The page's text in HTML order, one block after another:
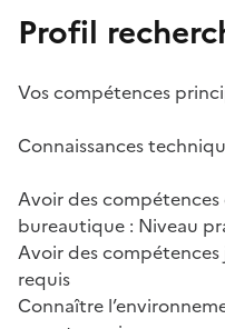
Profil
Vos compétences
Connaissances
Avoir des
bureautique : Niveau
Avoir des
requis
Connaître